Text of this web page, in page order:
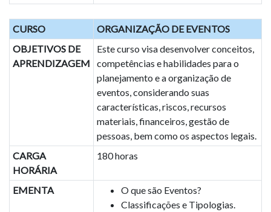
CURSO
ORGANIZAÇÃO DE EVENTOS
OBJETIVOS DE
APRENDIZAGEM
Este curso visa desenvolver conceitos,
competências e habilidades para o
planejamento e a organização de
eventos, considerando suas
características, riscos, recursos
materiais, financeiros, gestão de
pessoas, bem como os aspectos legais.
CARGA
HORÁRIA
180 horas
EMENTA
O que são Eventos?
Classificações e Tipologias.